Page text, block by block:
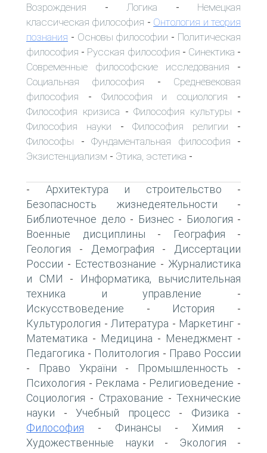
Возрождения - Логика - Немецкая
классическая философия - Онтология и теория
познания - Основы философии - Политическая
философия - Русская философия - Синектика -
Современные философские исследования -
Социальная философия - Средневековая
философия - Философия и социология -
Философия кризиса -Философия культуры -
Философия науки -Философия религии -
Философы - Фундаментальная философия -
Экзистенциализм - Этика, эстетика -
- Архитектура и строительство -
Безопасность жизнедеятельности -
Библиотечное дело - Бизнес - Биология -
Военные дисциплины - География -
Геология - Демография -
Диссертации
России - Естествознание - Журналистика
и СМИ -
Информатика, вычислительная
техника и управление -
Искусствоведение - История -
Культурология - Литература - Маркетинг -
Математика - Медицина - Менеджмент -
Педагогика - Политология - Право России
- Право України - Промышленность -
Психология - Реклама - Религиоведение -
Социология - Страхование - Технические
науки - Учебный процесс - Физика -
Философия - Финансы - Химия -
Художественные науки - Экология -